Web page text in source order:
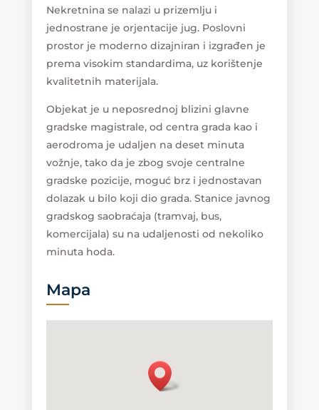
Nekretnina se nalazi u prizemlju i
jednostrane je orjentacije jug. Poslovni
prostor je moderno dizajniran i izgrađen je
prema visokim standardima, uz korištenje
kvalitetnih materijala.
Objekat je u neposrednoj blizini glavne
gradske magistrale, od centra grada kao i
aerodroma je udaljen na deset minuta
vožnje, tako da je zbog svoje centralne
gradske pozicije, moguć brz i jednostavan
dolazak u bilo koji dio grada. Stanice javnog
gradskog saobraćaja (tramvaj, bus,
komercijala) su na udaljenosti od nekoliko
minuta hoda.
Mapa